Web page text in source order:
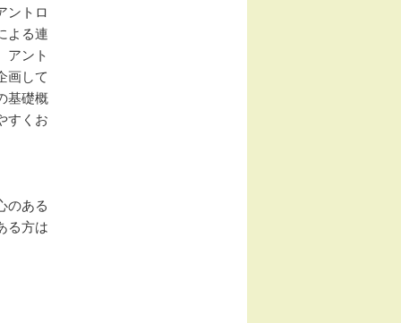
ントロ
よる連
アント
画して
基礎概
すくお
のある
る方は